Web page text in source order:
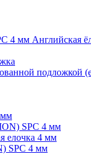
4 мм Английская
подложкой
SPC 4 мм
елочка 4 мм
SPC 4 мм